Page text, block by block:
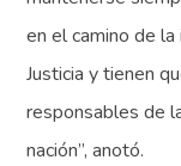
en el camino de
Justicia y tienen
responsables de
nación”, anotó.